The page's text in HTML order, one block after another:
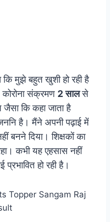
मुझे बहुत खुशी हो रही है
कोरोना संक्रमण 2 सालसे
जैसा कि कहा जाता है
है। मैंने अपनी पढ़ाई में
बनने दिया। शिक्षकों का
कभी यह एहसास नहीं
हो रही है।